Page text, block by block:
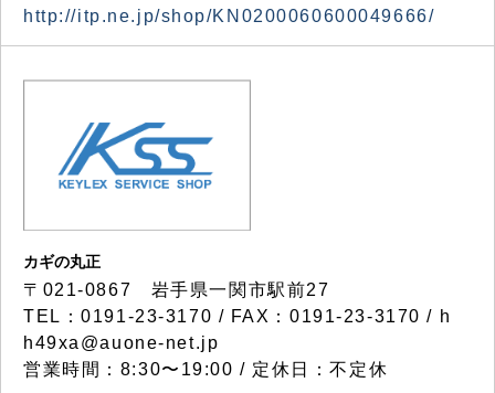
http://itp.ne.jp/shop/KN0200060600049666/
カギの丸正
〒021-0867 岩手県一関市駅前27
TEL：0191-23-3170 / FAX：0191-23-3170 / h
h49xa@auone-net.jp
営業時間：8:30〜19:00 / 定休日：不定休